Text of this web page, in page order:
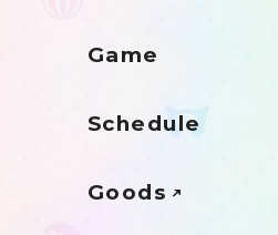
Game
Schedule
Goods